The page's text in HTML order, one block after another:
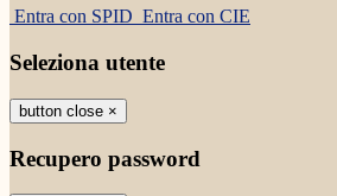
Entra con SPID Entra con CIE
Seleziona utente
button close ×
Recupero password